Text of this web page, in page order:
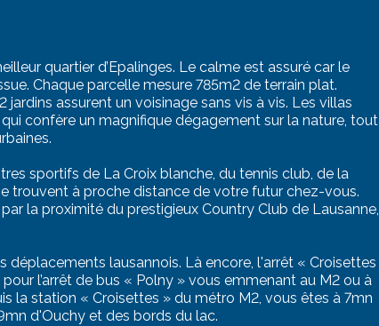
quartier d’Epalinges. Le calme est assuré car le
Chaque parcelle mesure 785m2 de terrain plat.
assurent un voisinage sans vis à vis. Les villas
confère un magnifique dégagement sur la nature, tout
sportifs de La Croix blanche, du tennis club, de la
trouvent à proche distance de votre futur chez-vous.
la proximité du prestigieux Country Club de Lausanne,
déplacements lausannois. Là encore, l'arrêt « Croisettes
l’arrêt de bus « Polny » vous emmenant au M2 ou à
la station « Croisettes » du métro M2, vous êtes à 7mn
d'Ouchy et des bords du lac.